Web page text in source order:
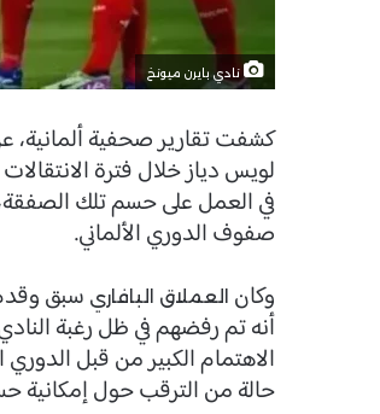
نادي بايرن ميونخ
كشفت تقارير صحفية ألمانية،
لويس دياز خلال فترة
في العمل على حسم تلك
صفوف الدوري الألماني.
وكان العملاق البافاري سبق
أنه تم رفضهم في ظل رغبة
الاهتمام الكبير من قبل
حالة من الترقب حول